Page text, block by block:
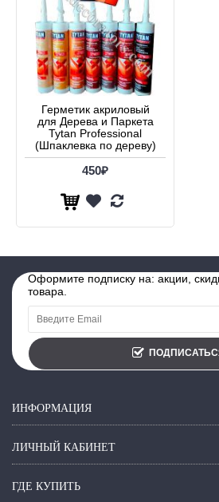
Герметик акриловый
для Дерева и Паркета
Tytan Professional
(Шпаклевка по дереву)
450₽
Оформите подписку на: акции,
товара.
ИНФОРМАЦИЯ
ЛИЧНЫЙ КАБИНЕТ
ГДЕ КУПИТЬ